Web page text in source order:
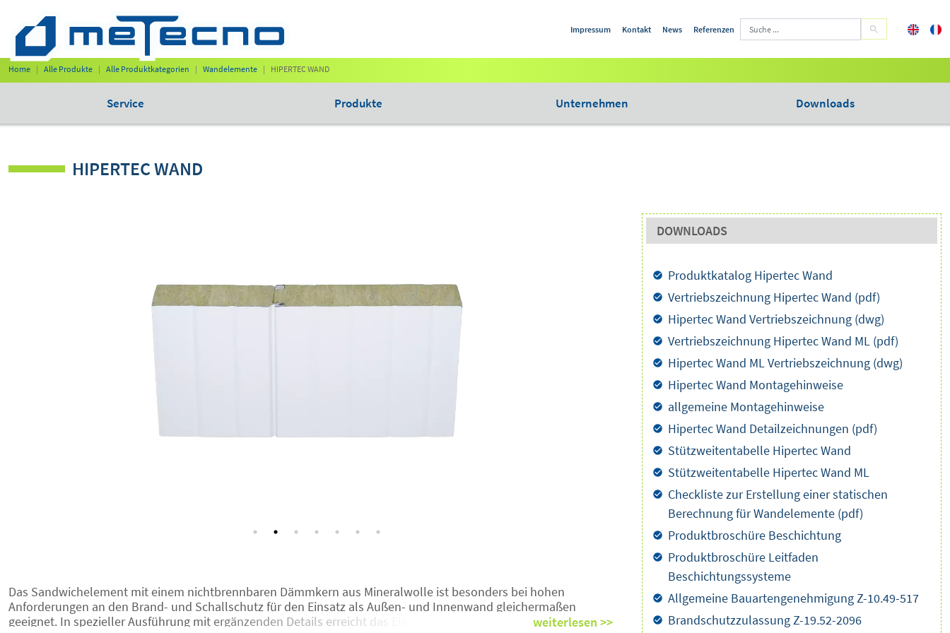
Impressum Kontakt News Referenzen
Home Alle Produkte Alle Produktkategorien Wandelemente HIPERTEC WAND
Service Produkte Unternehmen Downloads
HIPERTEC WAND
Das Sandwichelement mit einem nichtbrennbaren Dämmkern aus Mineralwolle ist besonders bei hohen
Anforderungen an den Brand- und Schallschutz für den Einsatz als Außen- und Innenwand gleichermaßen
geeignet. In spezieller Ausführung mit ergänzenden Details erreicht das Element einen Feuerwiderstand von bis zu
weiterlesen >>
DOWNLOADS
Produktkatalog Hipertec Wand
Vertriebszeichnung Hipertec Wand (pdf)
Hipertec Wand Vertriebszeichnung (dwg)
Vertriebszeichnung Hipertec Wand ML (pdf)
Hipertec Wand ML Vertriebszeichnung (dwg)
Hipertec Wand Montagehinweise
allgemeine Montagehinweise
Hipertec Wand Detailzeichnungen (pdf)
Stützweitentabelle Hipertec Wand
Stützweitentabelle Hipertec Wand ML
Checkliste zur Erstellung einer statischen
Berechnung für Wandelemente (pdf)
Produktbroschüre Beschichtung
Produktbroschüre Leitfaden
Beschichtungssysteme
Allgemeine Bauartengenehmigung Z-10.49-517
Brandschutzzulassung Z-19.52-2096